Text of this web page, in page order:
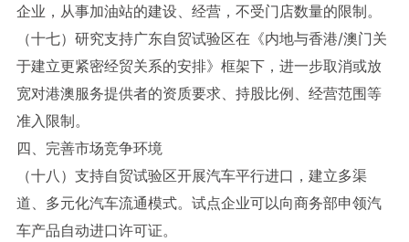
企业，从事加油站的建设、经营，不受门店数量的限制。
（十七）研究支持广东自贸试验区在《内地与香港/澳门关
于建立更紧密经贸关系的安排》框架下，进一步取消或放
宽对港澳服务提供者的资质要求、持股比例、经营范围等
准入限制。
四、完善市场竞争环境
（十八）支持自贸试验区开展汽车平行进口，建立多渠
道、多元化汽车流通模式。试点企业可以向商务部申领汽
车产品自动进口许可证。